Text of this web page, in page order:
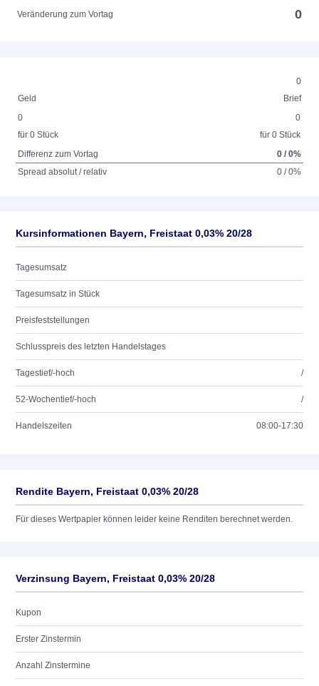
Veränderung zum Vortag 0
0
Geld
Brief
0
für 0 Stück
0
für 0 Stück
Differenz zum Vortag
0 / 0%
Spread absolut / relativ
0 / 0%
Kursinformationen Bayern, Freistaat 0,03% 20/28
Tagesumsatz
Tagesumsatz in Stück
Preisfeststellungen
Schlusspreis des letzten Handelstages
Tagestief/-hoch /
52-Wochentief/-hoch /
Handelszeiten 08:00-17:30
Rendite Bayern, Freistaat 0,03% 20/28
Für dieses Wertpapier können leider keine Renditen berechnet werden.
Verzinsung Bayern, Freistaat 0,03% 20/28
Kupon
Erster Zinstermin
Anzahl Zinstermine